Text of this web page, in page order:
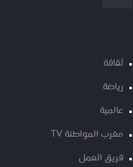
ثقافة
رياضة
عالمية
مغرب المواطنة TV
فريق العمل